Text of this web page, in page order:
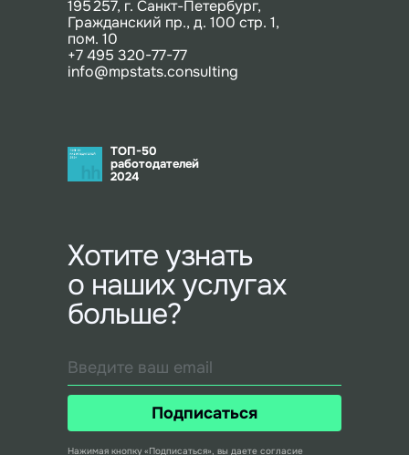
195 257, г. Санкт-Петербург,
Гражданский пр., д. 100 стр. 1,
пом. 10
+7 495 320-77-77
info@mpstats.consulting
Хотите узнать
о наших услугах
больше?
Нажимая кнопку «Подписаться», вы даете согласие
Подписаться
ТОП-50
работодателей
2024